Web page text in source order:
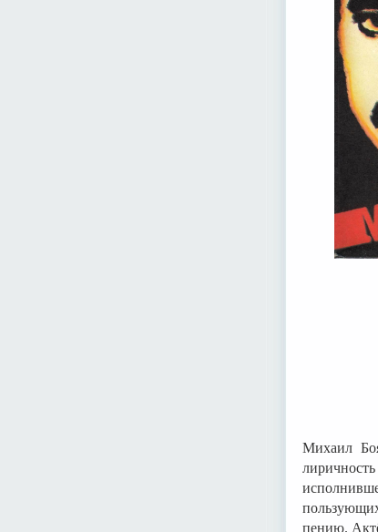
Михаил
пению.